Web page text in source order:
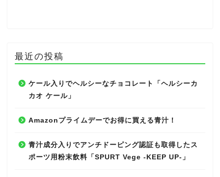
最近の投稿
ケール入りでヘルシーなチョコレート「ヘルシーカ
カオ ケール」
Amazonプライムデーでお得に買える青汁！
青汁成分入りでアンチドーピング認証も取得したス
ポーツ用粉末飲料「SPURT Vege -KEEP UP-」